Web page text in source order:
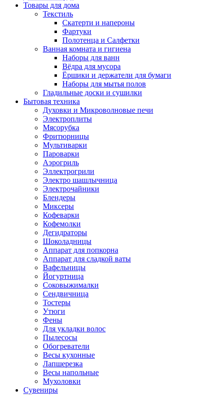
Товары для дома
Текстиль
Скатерти и напероны
Фартуки
Полотенца и Салфетки
Ванная комната и гигиена
Наборы для ванн
Вёдра для мусора
Ёршики и держатели для бумаги
Наборы для мытья полов
Гладильные доски и сушилки
Бытовая техника
Духовки и Микроволновые печи
Электроплиты
Мясорубка
Фритюрницы
Мультиварки
Пароварки
Аэрогриль
Эллектрогрили
Электро шашлычница
Электрочайники
Блендеры
Миксеры
Кофеварки
Кофемолки
Дегидраторы
Шоколадницы
Аппарат для попкорна
Аппарат для сладкой ваты
Вафельницы
Йогуртница
Соковыжималки
Сендвичница
Тостеры
Утюги
Фены
Для укладки волос
Пылесосы
Обогреватели
Весы кухонные
Лапшерезка
Весы напольные
Мухоловки
Сувениры